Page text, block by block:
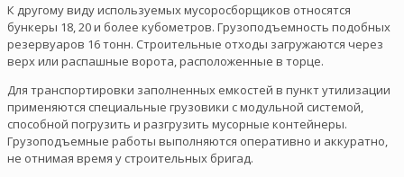
К другому виду используемых мусоросборщиков относятся
бункеры 18, 20 и более кубометров. Грузоподъемность подобных
резервуаров 16 тонн. Строительные отходы загружаются через
верх или распашные ворота, расположенные в торце.
Для транспортировки заполненных емкостей в пункт утилизации
применяются специальные грузовики с модульной системой,
способной погрузить и разгрузить мусорные контейнеры.
Грузоподъемные работы выполняются оперативно и аккуратно,
не отнимая время у строительных бригад.